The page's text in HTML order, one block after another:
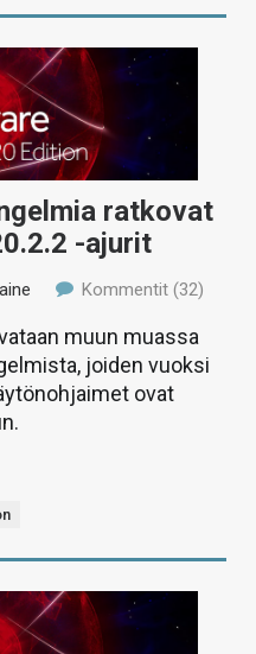
ratkovat
-ajurit
Kommentit (32)
muun muassa
joiden vuoksi
ovat